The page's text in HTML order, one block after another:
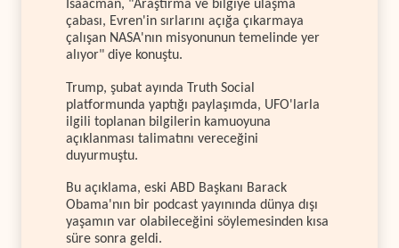
Isaacman, "Araştırma ve bilgiye ulaşma
çabası, Evren'in sırlarını açığa çıkarmaya
çalışan NASA'nın misyonunun temelinde yer
alıyor" diye konuştu.
Trump, şubat ayında Truth Social
platformunda yaptığı paylaşımda, UFO'larla
ilgili toplanan bilgilerin kamuoyuna
açıklanması talimatını vereceğini
duyurmuştu.
Bu açıklama, eski ABD Başkanı Barack
Obama'nın bir podcast yayınında dünya dışı
yaşamın var olabileceğini söylemesinden kısa
süre sonra geldi.